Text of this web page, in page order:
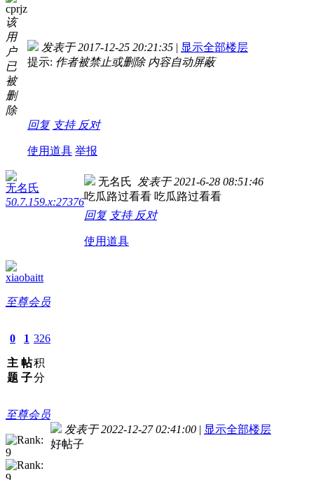
cprjz
该
用
户
已
被
删
除
发表于 2017-12-25 20:21:35 | 显示全部楼层
提示: 作者被禁止或删除 内容自动屏蔽
回复 支持 反对
使用道具 举报
无名氏
50.7.159.x:27376
无名氏 发表于 2021-6-28 08:51:46
吃瓜路过看看 吃瓜路过看看
回复 支持 反对
使用道具
xiaobaitt
至尊会员
0
主
题
1
帖
子
326
积
分
至尊会员
发表于 2022-12-27 02:41:00 | 显示全部楼层
好帖子